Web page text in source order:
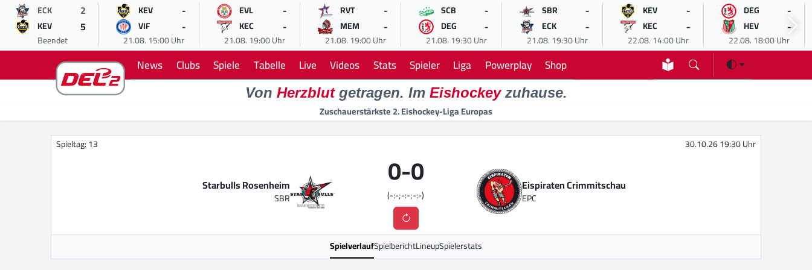
ECK 2
KEV 5
Beendet
KEV -
VIF -
21.08. 15:00 Uhr
EVL -
KEC -
21.08. 19:00 Uhr
RVT -
MEM -
21.08. 19:00 Uhr
SCB -
DEG -
21.08. 19:30 Uhr
SBR -
ECK -
21.08. 19:30 Uhr
KEV -
KEC -
22.08. 14:00 Uhr
DEG -
HEV -
22.08. 18:00 Uhr
News Clubs Spiele Tabelle Live Videos Stats Spieler Liga Powerplay Shop
Von Herzblutgetragen. Im Eishockeyzuhause.
Zuschauerstärkste 2. Eishockey-Liga Europas
Spieltag: 13 30.10.26 19:30 Uhr
Starbulls Rosenheim
SBR
0-0
(-:-;-:-;-:-)
Eispiraten Crimmitschau
EPC
SpielverlaufSpielberichtLineupSpielerstats